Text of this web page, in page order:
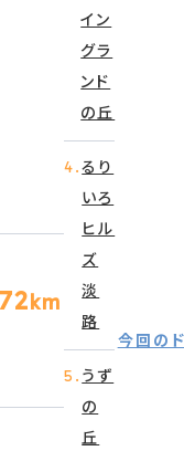
km
イン
グラ
ンド
の丘
4.るり
いろ
ヒル
ズ
淡
路
5. うず
の
丘
今回の